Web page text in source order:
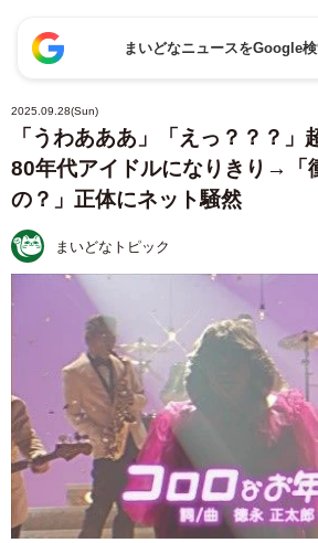
まいどなニュースをGoogle
2025.09.28(Sun)
「うわあああ」「えっ？？？」
80年代アイドルになりきり→「
の？」正体にネット騒然
まいどなトピック